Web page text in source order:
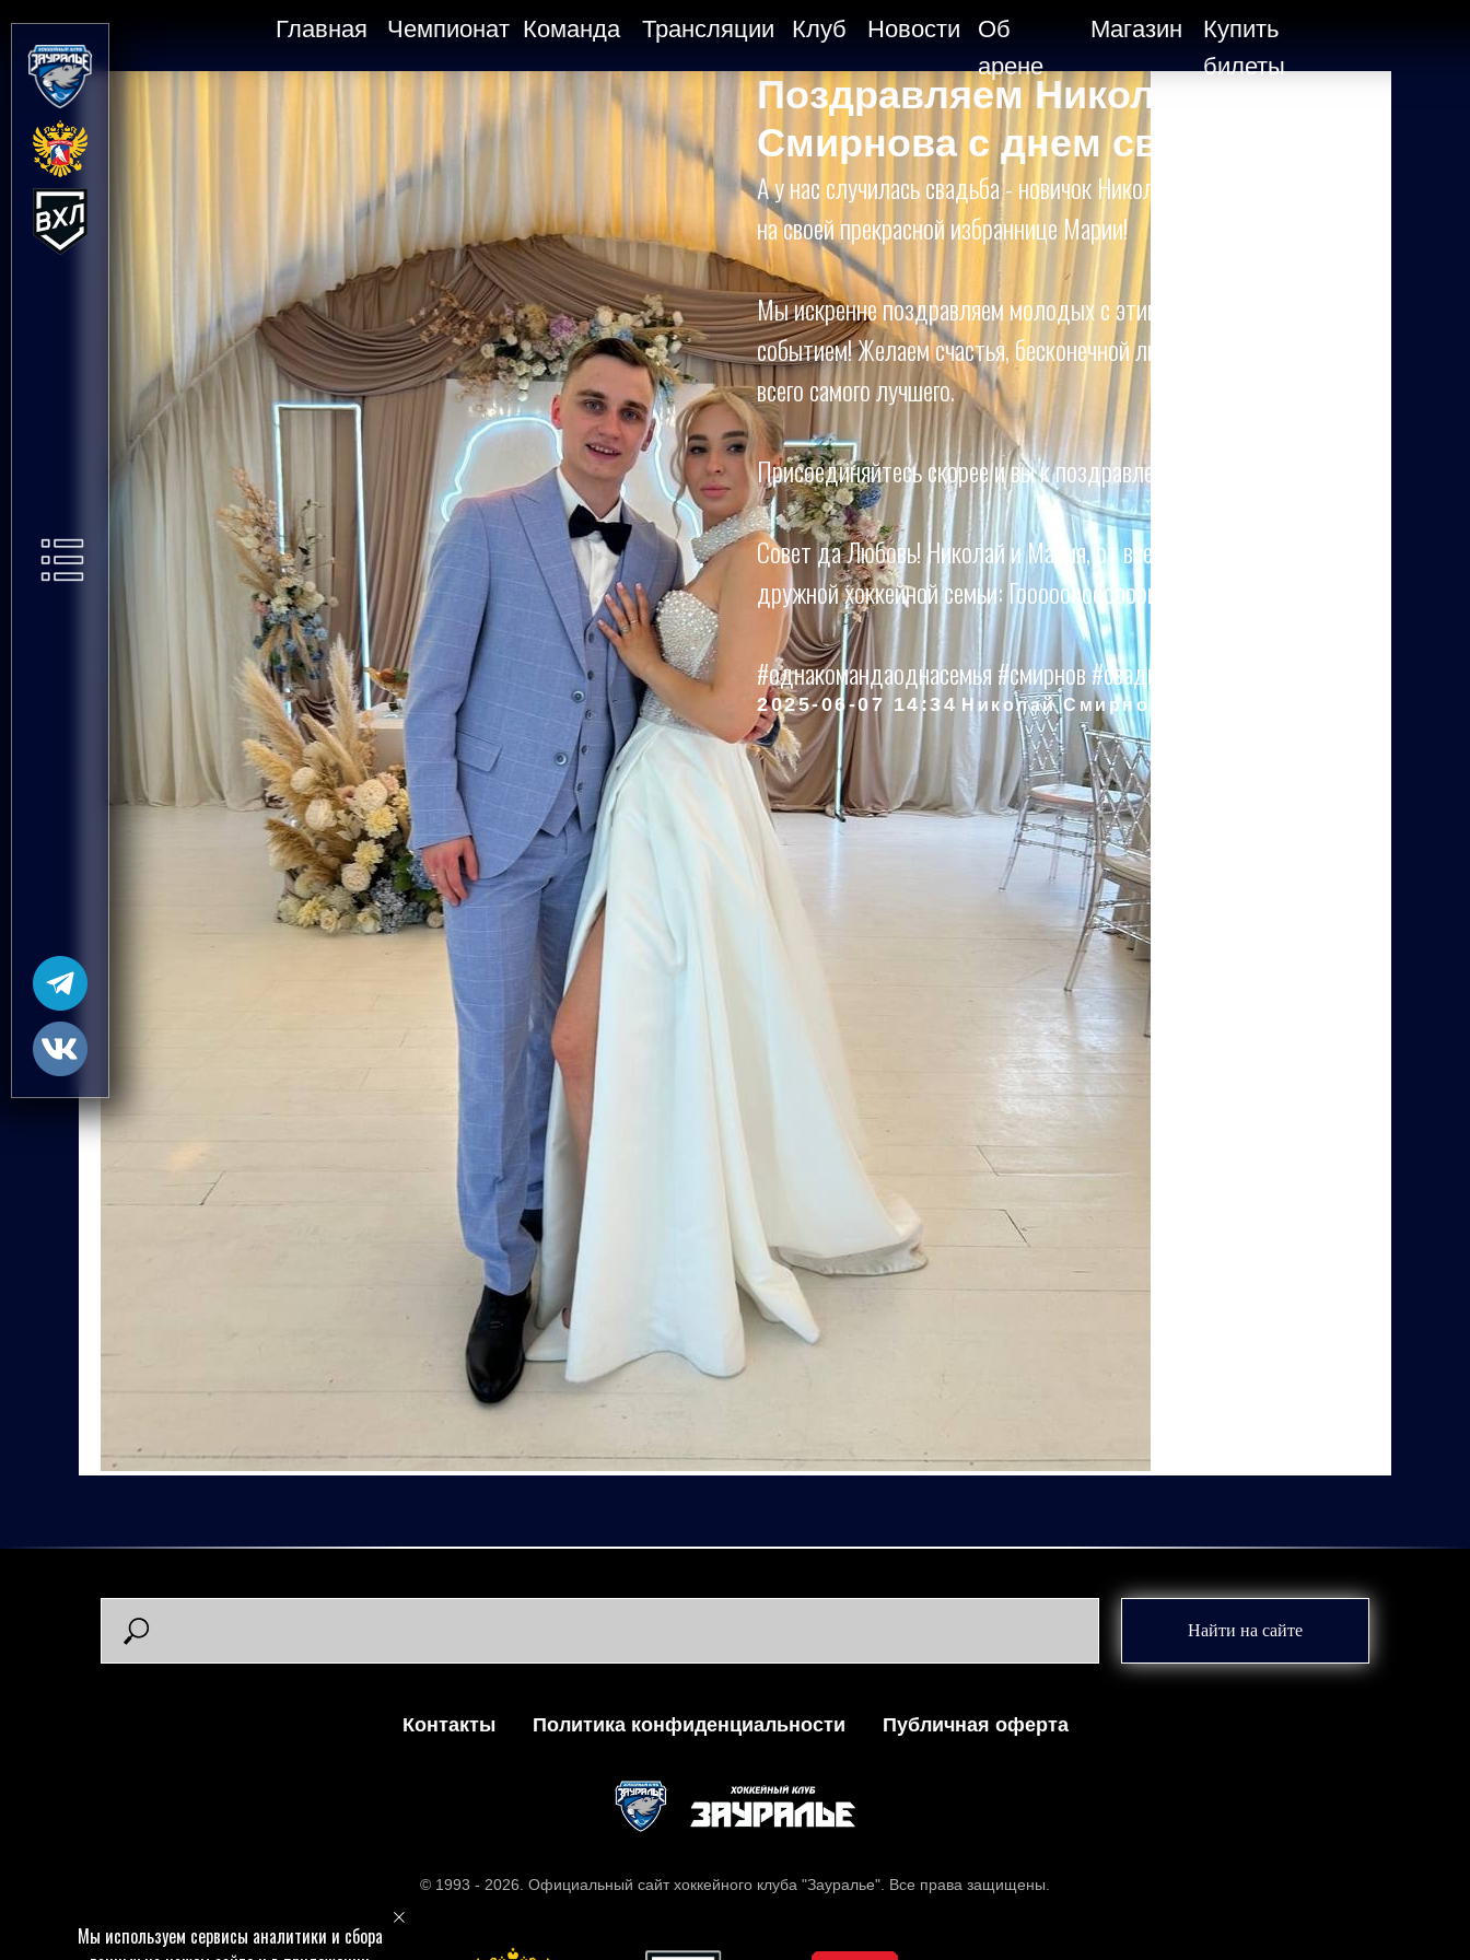
Главная Чемпионат Команда Трансляции Клуб Новости
Об
арене
Магазин
Купить
билеты
Мы используем сервисы аналитики и сбора
Поздравляем Николая
Смирнова с днем свадьбы!
А у нас случилась свадьба - новичок Николай Смирнов женился
на своей прекрасной избраннице Марии!
Мы искренне поздравляем молодых с этим прекрасным
событием! Желаем счастья, бесконечной любви, взаимоуважения и
всего самого лучшего.
Присоединяйтесь скорее и вы к поздравлениям в комментариях.
Совет да Любовь! Николай и Мария, от всей нашей большой и
дружной хоккейной семьи: Гооооооооооорькооооооо!!!
#однакомандаоднасемья #смирнов #свадьба
2025-06-07 14:34 Николай Смирнов
Найти на сайте
Контакты Политика конфиденциальности Публичная оферта
© 1993 - 2026. Официальный сайт хоккейного клуба "Зауралье". Все права защищены.